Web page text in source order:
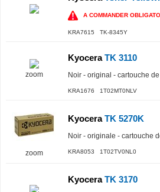
A COMMANDER
KRA7615 TK-8345Y
zoom
KyoceraTK 3110
Noir - original - cartouche
KRA1676 1T02MT0NLV
zoom
KyoceraTK 5270K
Noir - originale - cartouche
KRA8053 1T02TV0NL0
KyoceraTK 3170